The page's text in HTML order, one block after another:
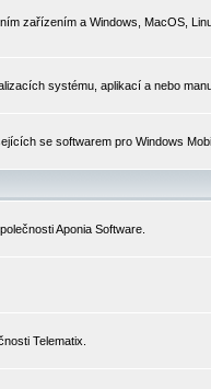
zařízením a Windows, MacOS,
systému, aplikací a nebo
se softwarem pro Windows
Aponia Software.
Telematix.